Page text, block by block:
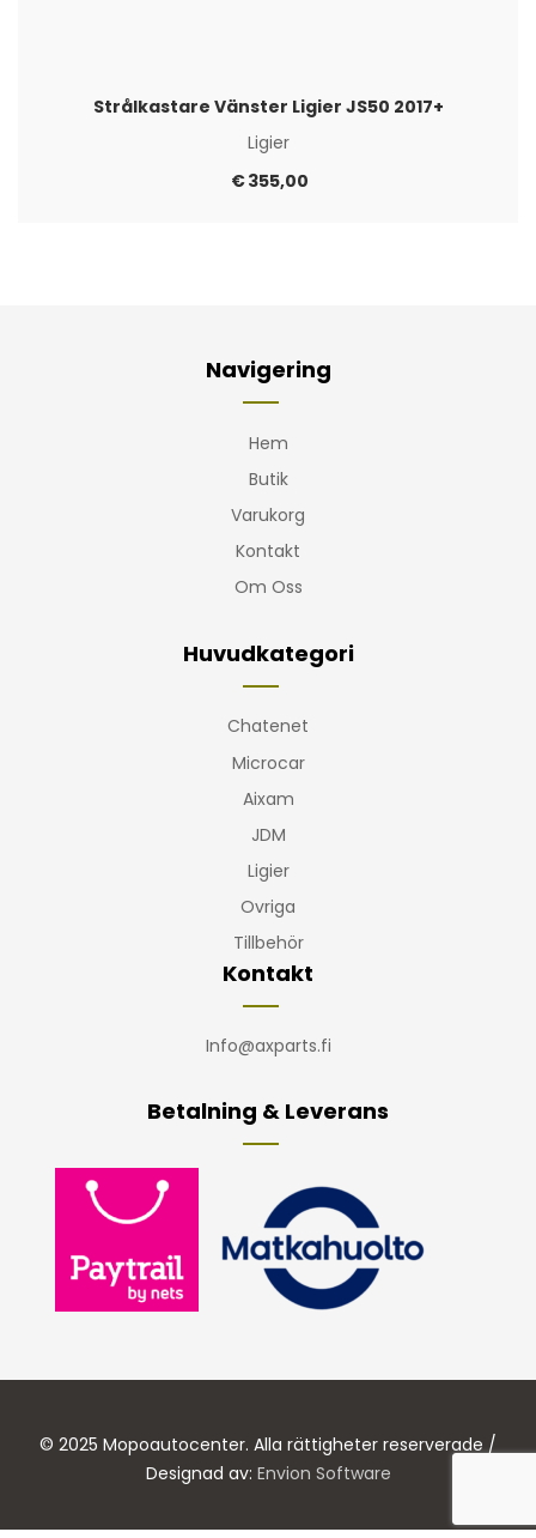
Strålkastare Vänster Ligier JS50 2017+
Ligier
€355,00
Navigering
Hem
Butik
Varukorg
Kontakt
Om Oss
Huvudkategori
Chatenet
Microcar
Aixam
JDM
Ligier
Ovriga
Tillbehör
Kontakt
Info@axparts.fi
Betalning & Leverans
© 2025 Mopoautocenter. Alla rättigheter reserverade /
Designad av: Envion Software